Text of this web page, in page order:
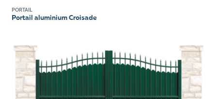
PORTAIL
Portail aluminium Croisade